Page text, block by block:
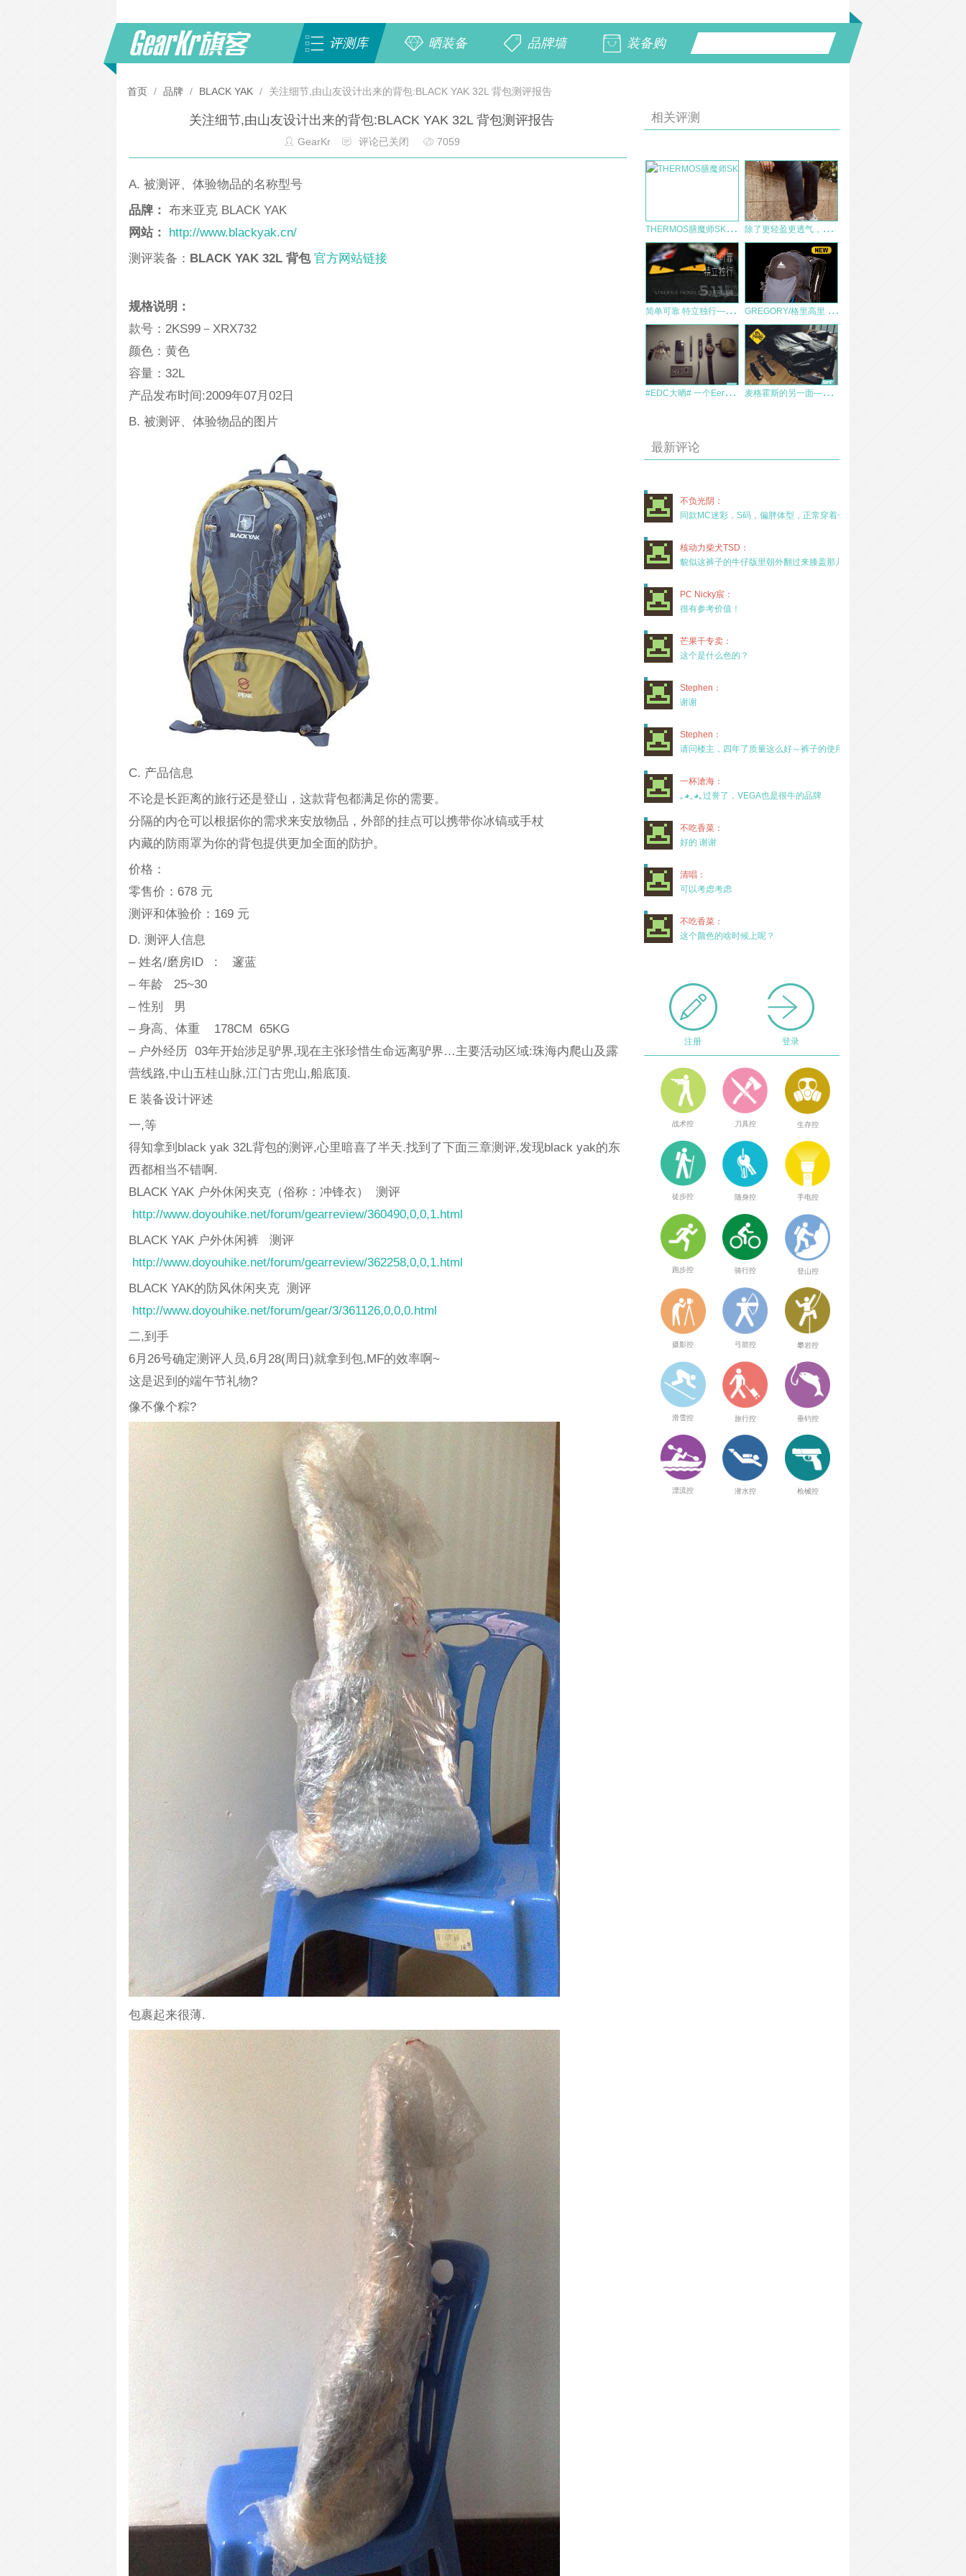
评测库 晒装备 品牌墙 装备购
首页 / 品牌 / BLACK YAK / 关注细节,由山友设计出来的背包:BLACK YAK 32L 背包测评报告
关注细节,由山友设计出来的背包:BLACK YAK 32L 背包测评报告
GearKr 评论已关闭 7059
A. 被测评、体验物品的名称型号
品牌： 布来亚克 BLACK YAK
网站： http://www.blackyak.cn/
测评装备： BLACK YAK 32L 背包 官方网站链接
规格说明：
款号：2KS99－XRX732
颜色：黄色
容量：32L
产品发布时间:2009年07月02日
B. 被测评、体验物品的图片
C. 产品信息
不论是长距离的旅行还是登山，这款背包都满足你的需要。
分隔的内仓可以根据你的需求来安放物品，外部的挂点可以携带你冰镐或手杖
内藏的防雨罩为你的背包提供更加全面的防护。
价格：
零售价：678 元
测评和体验价：169 元
D. 测评人信息
– 姓名/磨房ID : 邃蓝
– 年龄 25~30
– 性别 男
– 身高、体重 178CM 65KG
– 户外经历 03年开始涉足驴界,现在主张珍惜生命远离驴界…主要活动区域:珠海内爬山及露
营线路,中山五桂山脉,江门古兜山,船底顶.
E 装备设计评述
一,等
得知拿到black yak 32L背包的测评,心里暗喜了半天.找到了下面三章测评,发现black yak的东
西都相当不错啊.
BLACK YAK 户外休闲夹克（俗称：冲锋衣） 测评
http://www.doyouhike.net/forum/gearreview/360490,0,0,1.html
BLACK YAK 户外休闲裤 测评
http://www.doyouhike.net/forum/gearreview/362258,0,0,1.html
BLACK YAK的防风休闲夹克 测评
http://www.doyouhike.net/forum/gear/3/361126,0,0,0.html
二,到手
6月26号确定测评人员,6月28(周日)就拿到包,MF的效率啊~
这是迟到的端午节礼物?
像不像个粽?
包裹起来很薄.
相关评测
T
HERMOS膳魔师SK2000保温杯评测 除
了更轻盈更透气，还有呢？-蒙特罗脉冲全地形机能鞋2.0测评
简
单可靠 特立独行——5.11 MORALE PACK 20L士气休旅双肩包评测 G
REGORY/格里高里 Fury 24 男款登山徒步包 测评报告
#
EDC大晒# 一个Eer的实用蜕变之路 麦
格霍斯的另一面——时尚的商务托特包Magforce 0496
最新评论
不负光阴：
同款MC迷彩，S码，偏胖体型，正常穿着一年半，没
核动力柴犬TSD：
貌似这裤子的牛仔版里朝外翻过来膝盖那儿有放护膝的
PC Nicky宸：
很有参考价值！
芒果干专卖：
这个是什么色的？
Stephen：
谢谢
Stephen：
请问楼主，四年了质量这么好～裤子的使用率高吗？
一杯滄海：
｡◕‿◕｡过誉了，VEGA也是很牛的品牌
不吃香菜：
好的 谢谢
清唱：
可以考虑考虑
不吃香菜：
这个颜色的啥时候上呢？
注册 登录
战术控 刀具控 生存控
徒步控 随身控 手电控
跑步控 骑行控 登山控
摄影控 弓箭控 攀岩控
滑雪控 旅行控 垂钓控
漂流控 潜水控 枪械控